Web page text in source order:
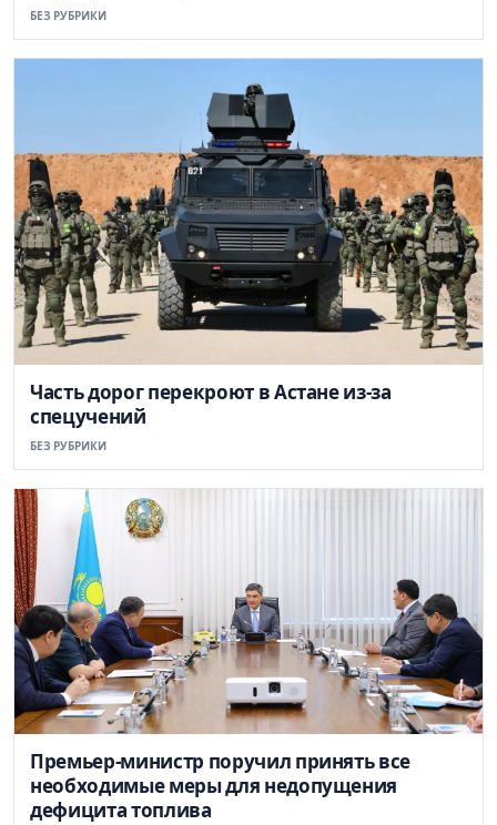
БЕЗ РУБРИКИ
Часть дорог перекроют в Астане из-за
спецучений
БЕЗ РУБРИКИ
Премьер-министр поручил принять все
необходимые меры для недопущения
дефицита топлива